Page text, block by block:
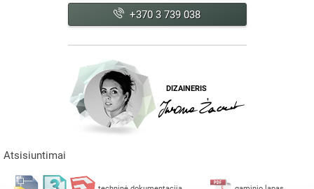
+370 3 739 038
DIZAINERIS
Atsisiuntimai